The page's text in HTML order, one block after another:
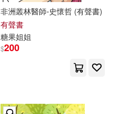
非洲叢林醫師-史懷哲 (有聲書)
有聲書
糖果姐姐
$200